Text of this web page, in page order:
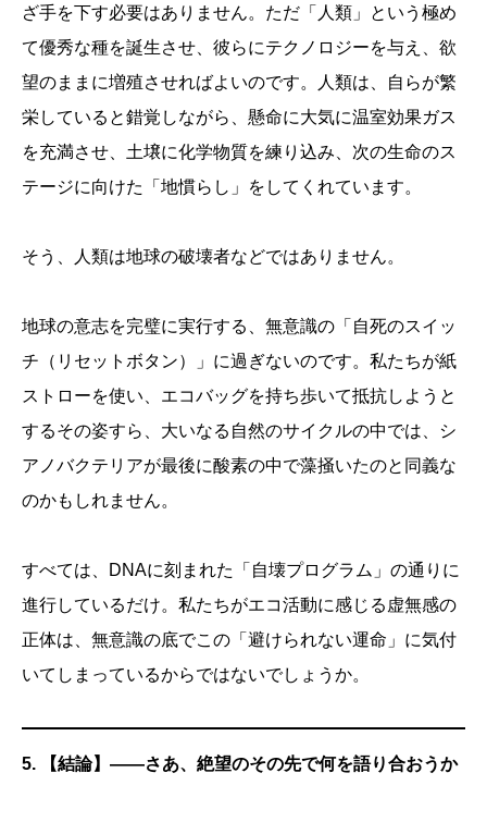
ざ手を下す必要はありません。ただ「人類」という極め
て優秀な種を誕生させ、彼らにテクノロジーを与え、欲
望のままに増殖させればよいのです。人類は、自らが繁
栄していると錯覚しながら、懸命に大気に温室効果ガス
を充満させ、土壌に化学物質を練り込み、次の生命のス
テージに向けた「地慣らし」をしてくれています。
そう、人類は地球の破壊者などではありません。
地球の意志を完璧に実行する、無意識の「自死のスイッ
チ（リセットボタン）」に過ぎないのです。私たちが紙
ストローを使い、エコバッグを持ち歩いて抵抗しようと
するその姿すら、大いなる自然のサイクルの中では、シ
アノバクテリアが最後に酸素の中で藻掻いたのと同義な
のかもしれません。
すべては、DNAに刻まれた「自壊プログラム」の通りに
進行しているだけ。私たちがエコ活動に感じる虚無感の
正体は、無意識の底でこの「避けられない運命」に気付
いてしまっているからではないでしょうか。
5. 【結論】——さあ、絶望のその先で何を語り合おうか